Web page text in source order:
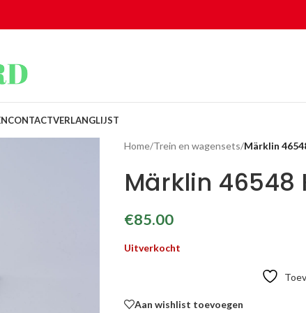
CONTACTVERLANGLIJST
Home/Trein en wagensets/Märklin
Märklin 46548
€85.00
Uitverkocht
Aan wishlist toevoegen